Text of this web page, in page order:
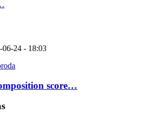
06-24 - 18:03
score…